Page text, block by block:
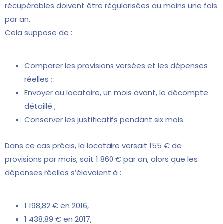
récupérables doivent être régularisées au moins une fois
par an.
Cela suppose de :
Comparer les provisions versées et les dépenses
réelles ;
Envoyer au locataire, un mois avant, le décompte
détaillé ;
Conserver les justificatifs pendant six mois.
Dans ce cas précis, la locataire versait 155 € de
provisions par mois, soit 1 860 € par an, alors que les
dépenses réelles s’élevaient à :
1 198,82 € en 2016,
1 438,89 € en 2017,